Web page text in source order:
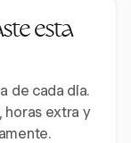
esta
de cada día.
horas extra y